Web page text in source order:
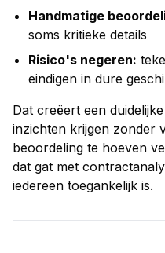
Handmatige
soms kritieke details
Risico's negeren:
eindigen in dure
Dat creëert een
inzichten krijgen zonder
beoordeling te hoeven
dat gat met
iedereen toegankelijk is.